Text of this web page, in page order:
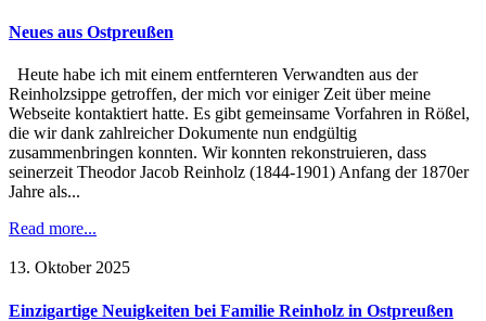
Neues aus Ostpreußen
Heute habe ich mit einem entfernteren Verwandten aus der
Reinholzsippe getroffen, der mich vor einiger Zeit über meine
Webseite kontaktiert hatte. Es gibt gemeinsame Vorfahren in Rößel,
die wir dank zahlreicher Dokumente nun endgültig
zusammenbringen konnten. Wir konnten rekonstruieren, dass
seinerzeit Theodor Jacob Reinholz (1844-1901) Anfang der 1870er
Jahre als...
Read more...
13. Oktober 2025
Einzigartige Neuigkeiten bei Familie Reinholz in Ostpreußen